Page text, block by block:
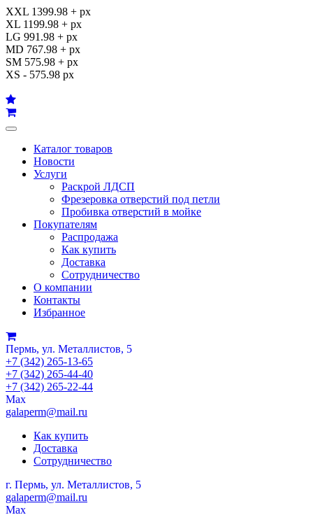
XXL 1399.98 + px
XL 1199.98 + px
LG 991.98 + px
MD 767.98 + px
SM 575.98 + px
XS - 575.98 px
Каталог товаров
Новости
Услуги
Раскрой ЛДСП
Фрезеровка отверстий под петли
Пробивка отверстий в мойке
Покупателям
Распродажа
Как купить
Доставка
Сотрудничество
О компании
Контакты
Избранное
Пермь, ул. Металлистов, 5
+7 (342) 265-13-65
+7 (342) 265-44-40
+7 (342) 265-22-44
Мах
galaperm@mail.ru
Как купить
Доставка
Сотрудничество
г. Пермь, ул. Металлистов, 5
galaperm@mail.ru
Мах